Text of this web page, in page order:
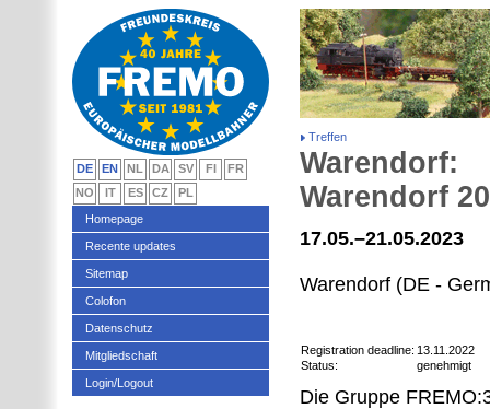
Treffen
Warendorf:
Warendorf
17.05.–21.05.2023
Warendorf (DE -
Registration deadline: 13.11.2022
Status:
genehmigt
Die Gruppe
DE EN NL DA SV FI
FR
NO
IT ES CZ
PL
Homepage
Recente updates
Sitemap
Colofon
Datenschutz
Mitgliedschaft
Login/Logout